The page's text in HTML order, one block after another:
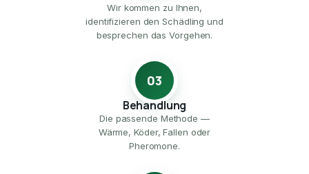
Wir kommen zu Ihnen,
identifizieren den Schädling und
besprechen das Vorgehen.
03
Behandlung
Die passende Methode —
Wärme, Köder, Fallen oder
Pheromone.